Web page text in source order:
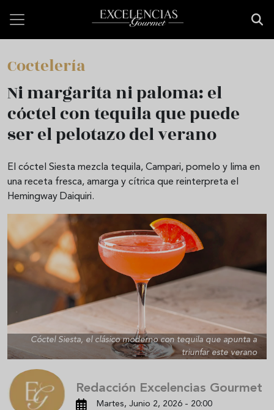
Coctelería
Ni margarita ni paloma: el
cóctel con tequila que puede
ser el pelotazo del verano
El cóctel Siesta mezcla tequila, Campari, pomelo y lima en
una receta fresca, amarga y cítrica que reinterpreta el
Hemingway Daiquiri.
Cóctel Siesta, el clásico moderno con tequila que apunta a
triunfar este verano
Redacción Excelencias Gourmet
Martes, Junio 2, 2026 - 20:00